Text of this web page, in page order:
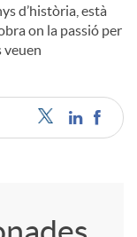
d’història, està
on la passió per
veuen